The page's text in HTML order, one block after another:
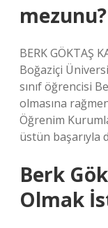
mezunu?
BERK GÖKTAŞ
Boğaziçi
sınıf öğrencisi
olmasına
Öğrenim
üstün başarıyla
Berk
Olmak